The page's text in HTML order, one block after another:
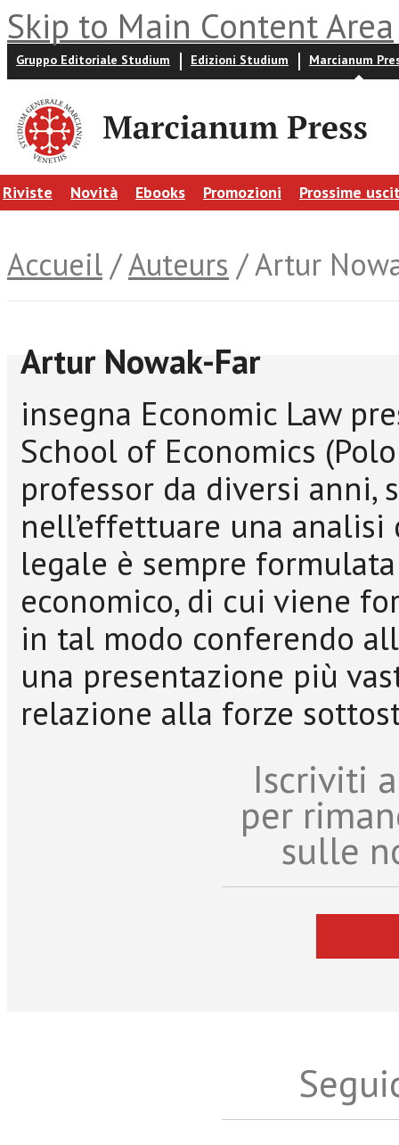
Skip to Main Content Area
Gruppo Editoriale Studium Edizioni Studium Marcianum
Riviste Novità Ebooks Promozioni Prossime
Accueil /Auteurs / Artur
Artur Nowak-Far
insegna Economic Law
School of Economics
professor da diversi anni,
nell’effettuare una
legale è sempre
economico, di cui viene
in tal modo conferendo
una presentazione più
relazione alla forze
Iscriviti
per
sulle